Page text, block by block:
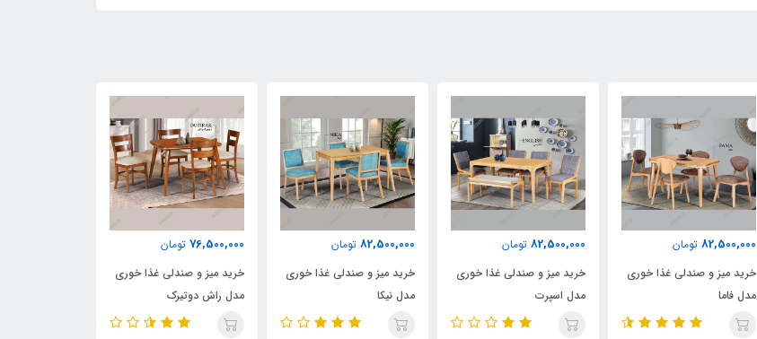
82,500,000 تومان
خرید میز و صندلی غذا خوری
مدل اسپرت
82,500,000 تومان
خرید میز و صندلی غذا خوری
مدل نیکا
76,500,000 تومان
خرید میز و صندلی غذا خوری
مدل راش دوتیرک
94,500,000 تومان
خرید میز و صندلی غذا خوری
مدل راشل